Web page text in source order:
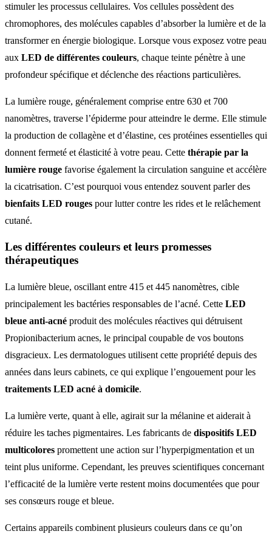
stimuler les processus cellulaires. Vos cellules possèdent des
chromophores, des molécules capables d’absorber la lumière et de la
transformer en énergie biologique. Lorsque vous exposez votre peau
aux LED de différentes couleurs, chaque teinte pénètre à une
profondeur spécifique et déclenche des réactions particulières.
La lumière rouge, généralement comprise entre 630 et 700
nanomètres, traverse l’épiderme pour atteindre le derme. Elle stimule
la production de collagène et d’élastine, ces protéines essentielles qui
donnent fermeté et élasticité à votre peau. Cette thérapie par la
lumière rouge favorise également la circulation sanguine et accélère
la cicatrisation. C’est pourquoi vous entendez souvent parler des
bienfaits LED rouges pour lutter contre les rides et le relâchement
cutané.
Les différentes couleurs et leurs promesses
thérapeutiques
La lumière bleue, oscillant entre 415 et 445 nanomètres, cible
principalement les bactéries responsables de l’acné. Cette LED
bleue anti-acné produit des molécules réactives qui détruisent
Propionibacterium acnes, le principal coupable de vos boutons
disgracieux. Les dermatologues utilisent cette propriété depuis des
années dans leurs cabinets, ce qui explique l’engouement pour les
traitements LED acné à domicile.
La lumière verte, quant à elle, agirait sur la mélanine et aiderait à
réduire les taches pigmentaires. Les fabricants de dispositifs LED
multicolores promettent une action sur l’hyperpigmentation et un
teint plus uniforme. Cependant, les preuves scientifiques concernant
l’efficacité de la lumière verte restent moins documentées que pour
ses consœurs rouge et bleue.
Certains appareils combinent plusieurs couleurs dans ce qu’on